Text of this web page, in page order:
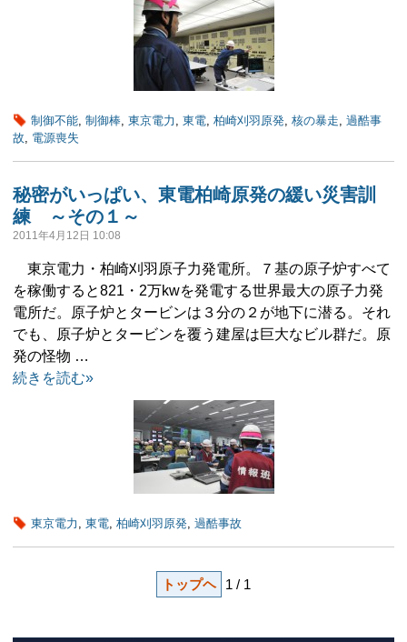
制御不能, 制御棒, 東京電力 , 東電, 柏崎刈羽原発, 核の暴走, 過酷事
故, 電源喪失
秘密がいっぱい、東電柏崎原発の緩い災害訓
練 ～その１～
2011年4月12日 10:08
東京電力・柏崎刈羽原子力発電所。７基の原子炉すべて
を稼働すると821・2万kwを発電する世界最大の原子力発
電所だ。原子炉とタービンは３分の２が地下に潜る。それ
でも、原子炉とタービンを覆う建屋は巨大なビル群だ。原
発の怪物 …
続きを読む»
東京電力 , 東電, 柏崎刈羽原発, 過酷事故
トップヘ 1 / 1